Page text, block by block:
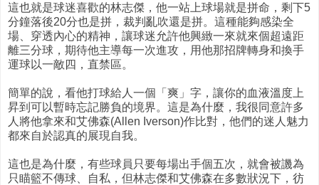
這也就是球迷喜歡的林志傑，他一站上球場就是拼命，剩下5
分鐘落後20分也是拼，裁判亂吹還是拼。這種能夠感染全
場、穿透內心的精神，讓球迷允許他興緻一來就來個超遠距
離三分球，期待他主導每一次進攻，用他那招牌轉身和換手
運球以一敵四，直禁區。
簡單的說，看他打球給人一個「爽」字，讓你的血液溫度上
昇到可以暫時忘記勝負的境界。這是為什麼，我很同意許多
人將他拿來和艾佛森(Allen Iverson)作比對，他們的迷人魅力
都來自於認真的展現自我。
這也是為什麼，有些球員只要每場出手個五次，就會被譏為
只瞄籃不傳球、自私，但林志傑和艾佛森在多數狀況下，彷